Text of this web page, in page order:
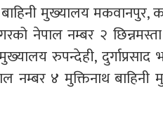
मुख्‍यालय मकवानपुर,
नेपाल नम्बर २
रुपन्देही, दुर्गाप्रसाद
नम्बर ४ मुक्तिनाथ